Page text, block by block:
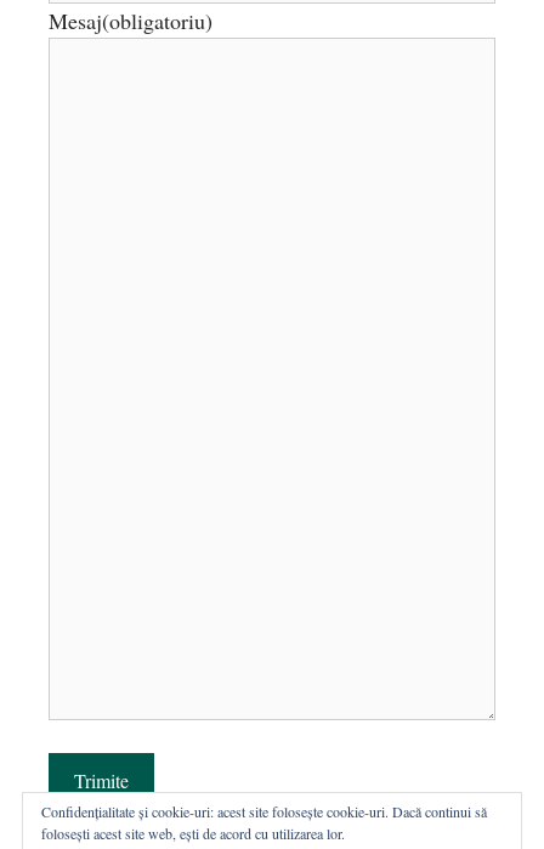
Mesaj(obligatoriu)
Trimite
Confidențialitate și cookie-uri: acest site folosește cookie-uri. Dacă continui să
folosești acest site web, ești de acord cu utilizarea lor.